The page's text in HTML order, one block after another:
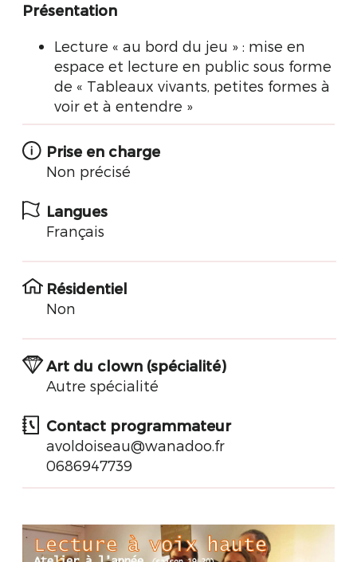
Présentation
Lecture « au bord du jeu » : mise en
espace et lecture en public sous forme
de « Tableaux vivants, petites formes à
voir et à entendre »
Prise en charge
Non précisé
Langues
Français
Résidentiel
Non
Art du clown (spécialité)
Autre spécialité
Contact programmateur
avoldoiseau@wanadoo.fr
0686947739